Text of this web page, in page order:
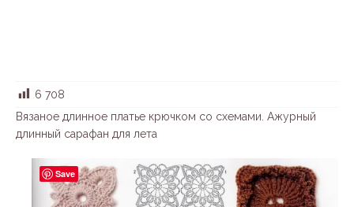
6 708
Вязаное длинное платье крючком со схемами. Ажурный
длинный сарафан для лета
Save